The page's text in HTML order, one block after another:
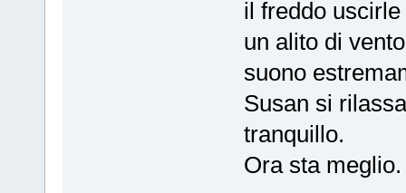
il freddo
un alito di
suono
Susan si
tranquillo.
Ora sta